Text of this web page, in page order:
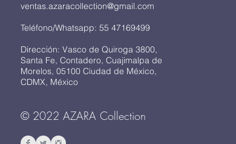
ventas.azaracollection@gmail.com
Teléfono/Whatsapp: 55 47169499
Dirección: Vasco de Quiroga 3800,
Santa Fe, Contadero, Cuajimalpa de
Morelos, 05100 Ciudad de México,
CDMX, México
© 2022 AZARA Collection